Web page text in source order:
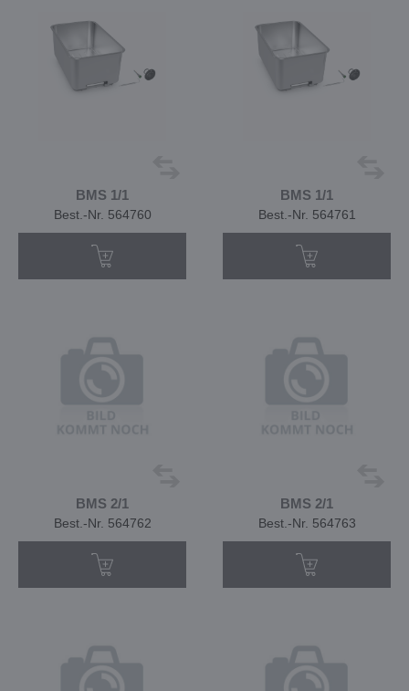
BMS 1/1
Best.-Nr. 564760
BMS 1/1
Best.-Nr. 564761
BMS 2/1
Best.-Nr. 564762
BMS 2/1
Best.-Nr. 564763